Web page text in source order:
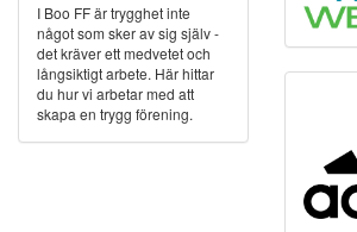
I Boo FF är trygghet inte
något som sker av sig själv -
det kräver ett medvetet och
långsiktigt arbete. Här hittar
du hur vi arbetar med att
skapa en trygg förening.